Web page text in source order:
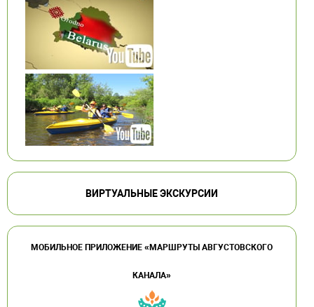
ВИРТУАЛЬНЫЕ ЭКСКУРСИИ
МОБИЛЬНОЕ ПРИЛОЖЕНИЕ «МАРШРУТЫ АВГУСТОВСКОГО
КАНАЛА»